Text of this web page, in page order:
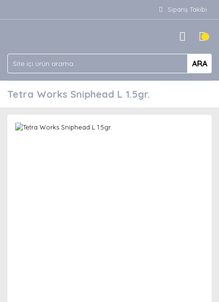
Sipariş Takibi
ARA
Tetra Works Sniphead L 1.5gr.